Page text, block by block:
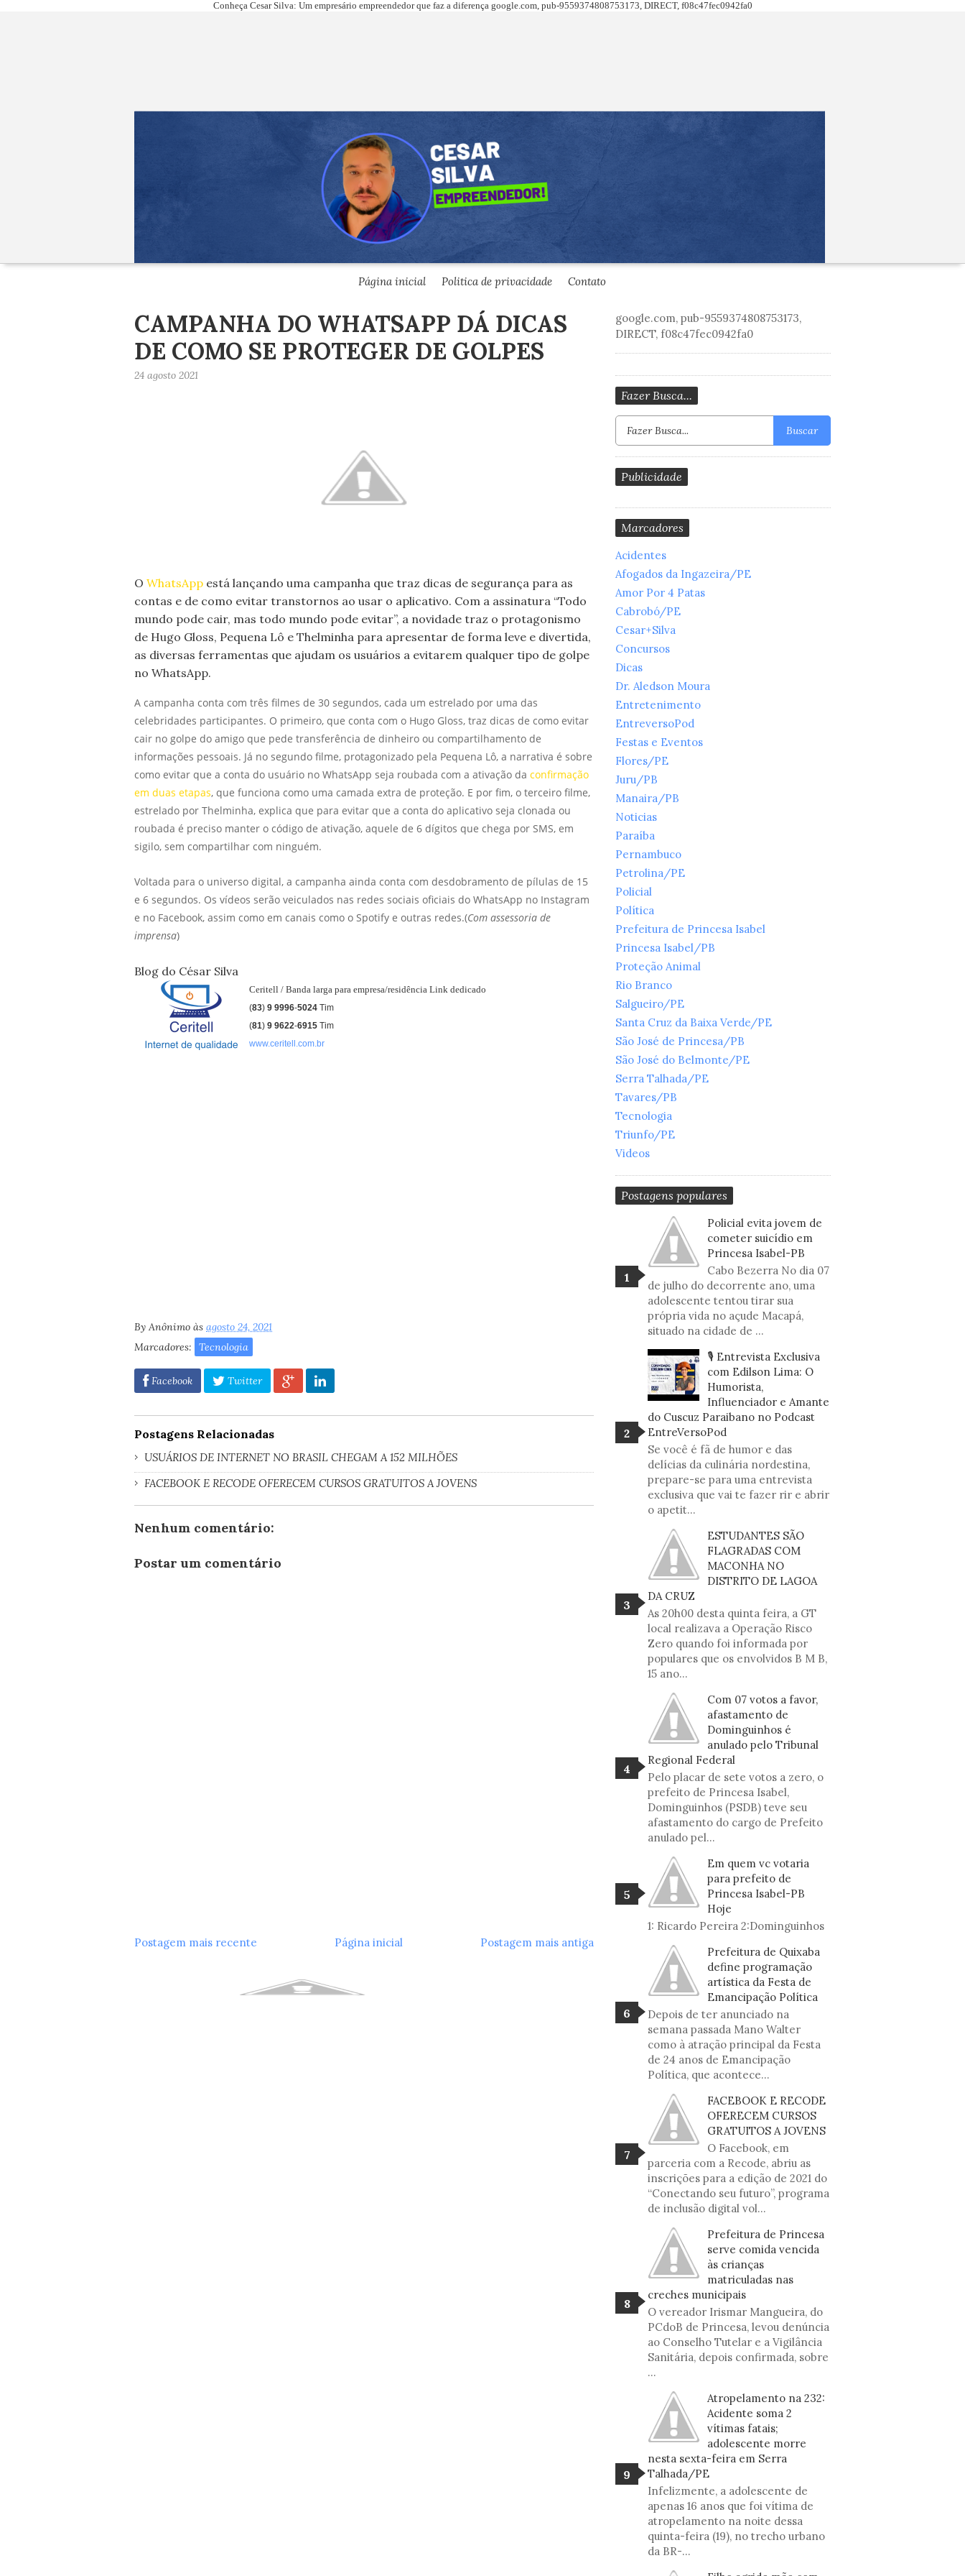
Conheça Cesar Silva: Um empresário empreendedor que faz a diferença google.com, pub-9559374808753173, DIRECT, f08c47fec0942fa0
Página inicial Politica de privacidade Contato
CAMPANHA DO WHATSAPP DÁ DICAS
DE COMO SE PROTEGER DE GOLPES
24 agosto 2021
O WhatsApp está lançando uma campanha que traz dicas de segurança para as
contas e de como evitar transtornos ao usar o aplicativo. Com a assinatura “Todo
mundo pode cair, mas todo mundo pode evitar”, a novidade traz o protagonismo
de Hugo Gloss, Pequena Lô e Thelminha para apresentar de forma leve e divertida,
as diversas ferramentas que ajudam os usuários a evitarem qualquer tipo de golpe
no WhatsApp.
A campanha conta com três filmes de 30 segundos, cada um estrelado por uma das
celebridades participantes. O primeiro, que conta com o Hugo Gloss, traz dicas de como evitar
cair no golpe do amigo que pede transferência de dinheiro ou compartilhamento de
informações pessoais. Já no segundo filme, protagonizado pela Pequena Lô, a narrativa é sobre
como evitar que a conta do usuário no WhatsApp seja roubada com a ativação da confirmação
em duas etapas, que funciona como uma camada extra de proteção. E por fim, o terceiro filme,
estrelado por Thelminha, explica que para evitar que a conta do aplicativo seja clonada ou
roubada é preciso manter o código de ativação, aquele de 6 dígitos que chega por SMS, em
sigilo, sem compartilhar com ninguém.
Voltada para o universo digital, a campanha ainda conta com desdobramento de pílulas de 15
e 6 segundos. Os vídeos serão veiculados nas redes sociais oficiais do WhatsApp no Instagram
e no Facebook, assim como em canais como o Spotify e outras redes.(Com assessoria de
imprensa)
Blog do César Silva
Ceritell / Banda larga para empresa/residência Link dedicado
(83) 9 9996-5024 Tim
(81) 9 9622-6915 Tim
www.ceritell.com.br
By Anônimo às agosto 24, 2021
Marcadores:
Tecnologia
Facebook Twitter
Postagens Relacionadas
USUÁRIOS DE INTERNET NO BRASIL CHEGAM A 152 MILHÕES
FACEBOOK E RECODE OFERECEM CURSOS GRATUITOS A JOVENS
Nenhum comentário:
Postar um comentário
Postagem mais recente Postagem mais antiga
Página inicial
google.com, pub-9559374808753173,
DIRECT, f08c47fec0942fa0
Fazer Busca...
Buscar
Publicidade
Marcadores
Acidentes
Afogados da Ingazeira/PE
Amor Por 4 Patas
Cabrobó/PE
Cesar+Silva
Concursos
Dicas
Dr. Aledson Moura
Entretenimento
EntreversoPod
Festas e Eventos
Flores/PE
Juru/PB
Manaira/PB
Noticias
Paraíba
Pernambuco
Petrolina/PE
Policial
Política
Prefeitura de Princesa Isabel
Princesa Isabel/PB
Proteção Animal
Rio Branco
Salgueiro/PE
Santa Cruz da Baixa Verde/PE
São José de Princesa/PB
São José do Belmonte/PE
Serra Talhada/PE
Tavares/PB
Tecnologia
Triunfo/PE
Videos
Postagens populares
Policial evita jovem de
cometer suicídio em
Princesa Isabel-PB
Cabo Bezerra No dia 07
de julho do decorrente ano, uma
adolescente tentou tirar sua
própria vida no açude Macapá,
situado na cidade de ...
🎙️ Entrevista Exclusiva
com Edilson Lima: O
Humorista,
Influenciador e Amante
do Cuscuz Paraibano no Podcast
EntreVersoPod
Se você é fã de humor e das
delícias da culinária nordestina,
prepare-se para uma entrevista
exclusiva que vai te fazer rir e abrir
o apetit...
ESTUDANTES SÃO
FLAGRADAS COM
MACONHA NO
DISTRITO DE LAGOA
DA CRUZ
As 20h00 desta quinta feira, a GT
local realizava a Operação Risco
Zero quando foi informada por
populares que os envolvidos B M B,
15 ano...
Com 07 votos a favor,
afastamento de
Dominguinhos é
anulado pelo Tribunal
Regional Federal
Pelo placar de sete votos a zero, o
prefeito de Princesa Isabel,
Dominguinhos (PSDB) teve seu
afastamento do cargo de Prefeito
anulado pel...
Em quem vc votaria
para prefeito de
Princesa Isabel-PB
Hoje
1: Ricardo Pereira 2:Dominguinhos
Prefeitura de Quixaba
define programação
artística da Festa de
Emancipação Política
Depois de ter anunciado na
semana passada Mano Walter
como à atração principal da Festa
de 24 anos de Emancipação
Política, que acontece...
FACEBOOK E RECODE
OFERECEM CURSOS
GRATUITOS A JOVENS
O Facebook, em
parceria com a Recode, abriu as
inscrições para a edição de 2021 do
“Conectando seu futuro”, programa
de inclusão digital vol...
Prefeitura de Princesa
serve comida vencida
às crianças
matriculadas nas
creches municipais
O vereador Irismar Mangueira, do
PCdoB de Princesa, levou denúncia
ao Conselho Tutelar e a Vigilância
Sanitária, depois confirmada, sobre
...
Atropelamento na 232:
Acidente soma 2
vítimas fatais;
adolescente morre
nesta sexta-feira em Serra
Talhada/PE
Infelizmente, a adolescente de
apenas 16 anos que foi vítima de
atropelamento na noite dessa
quinta-feira (19), no trecho urbano
da BR-...